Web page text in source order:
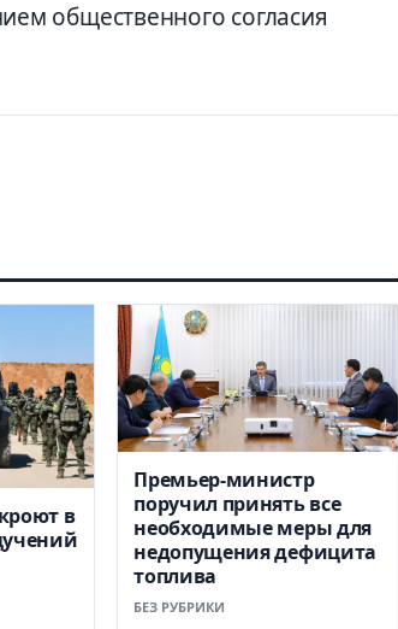
общественного согласия
в
Премьер-министр
поручил принять все
необходимые меры для
недопущения дефицита
топлива
БЕЗ РУБРИКИ